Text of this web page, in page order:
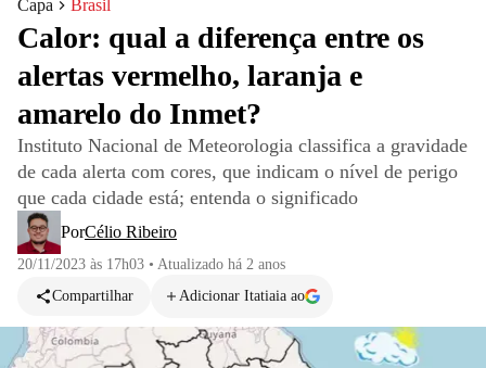
Capa Brasil
Calor: qual a diferença entre os
alertas vermelho, laranja e
amarelo do Inmet?
Instituto Nacional de Meteorologia classifica a gravidade
de cada alerta com cores, que indicam o nível de perigo
que cada cidade está; entenda o significado
PorCélio Ribeiro
20/11/2023 às 17h03 • Atualizado há 2 anos
Compartilhar
Adicionar Itatiaia ao